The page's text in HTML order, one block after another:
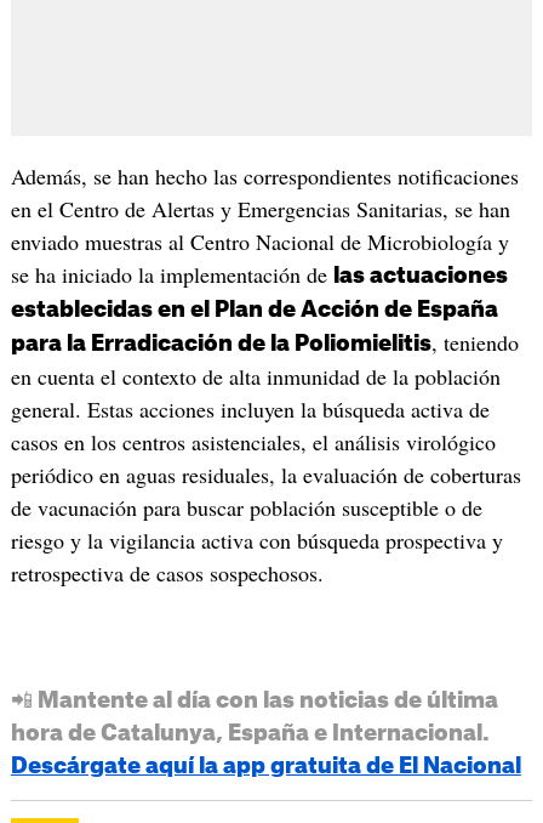
Además, se han hecho las correspondientes notificaciones
en el Centro de Alertas y Emergencias Sanitarias, se han
enviado muestras al Centro Nacional de Microbiología y
se ha iniciado la implementación de las actuaciones
establecidas en el Plan de Acción de España
para la Erradicación de la Poliomielitis, teniendo
en cuenta el contexto de alta inmunidad de la población
general. Estas acciones incluyen la búsqueda activa de
casos en los centros asistenciales, el análisis virológico
periódico en aguas residuales, la evaluación de coberturas
de vacunación para buscar población susceptible o de
riesgo y la vigilancia activa con búsqueda prospectiva y
retrospectiva de casos sospechosos.
📲 Mantente al día con las noticias de última
hora de Catalunya, España e Internacional.
Descárgate aquí la app gratuita de El Nacional